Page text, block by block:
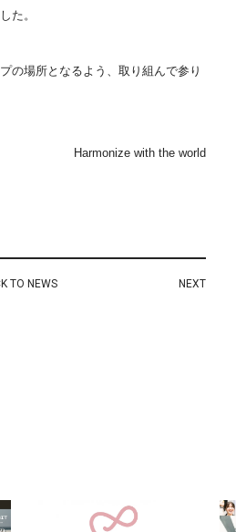
た。
の場所となるよう、取り組んで参り
Harmonize with the world
TO NEWS NEXT